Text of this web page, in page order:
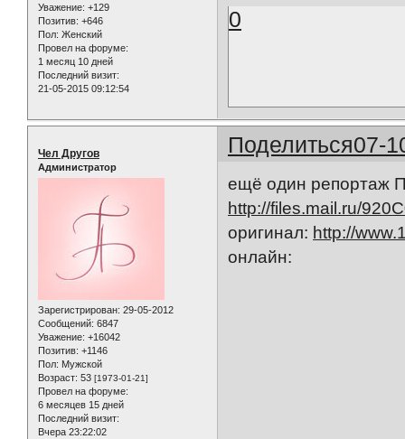
Уважение: +129
Позитив: +646
Пол: Женский
Провел на форуме:
1 месяц 10 дней
Последний визит:
21-05-2015 09:12:54
0
Поделиться07-
Чел Другов
Администратор
Зарегистрирован: 29-05-2012
Сообщений: 6847
Уважение: +16042
Позитив: +1146
Пол: Мужской
Возраст: 53 [1973-01-21]
Провел на форуме:
6 месяцев 15 дней
Последний визит:
Вчера 23:22:02
ещё один репортаж
http://files.mail.ru/
оригинал: http://
онлайн: